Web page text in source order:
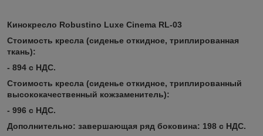
Кинокресло Robustino Luxe Cinema RL-03
Стоимость кресла (сиденье откидное, триплированная
ткань):
- 894 с НДС.
Стоимость кресла (сиденье откидное, триплированный
высококачественный кожзаменитель):
- 996 с НДС.
Дополнительно: завершающая ряд боковина: 198 с НДС.